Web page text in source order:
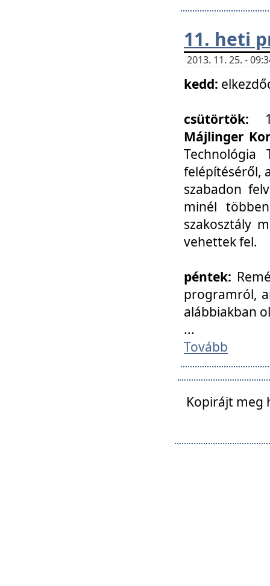
11. heti
2013. 11. 25. -
kedd:
csütörtök:
Májlinger
Technológia
felépítéséről,
szabadon
minél
szakosztály
vehettek fel.
péntek:
programról,
alábbiakban
...
Tovább
Kopirájt meg